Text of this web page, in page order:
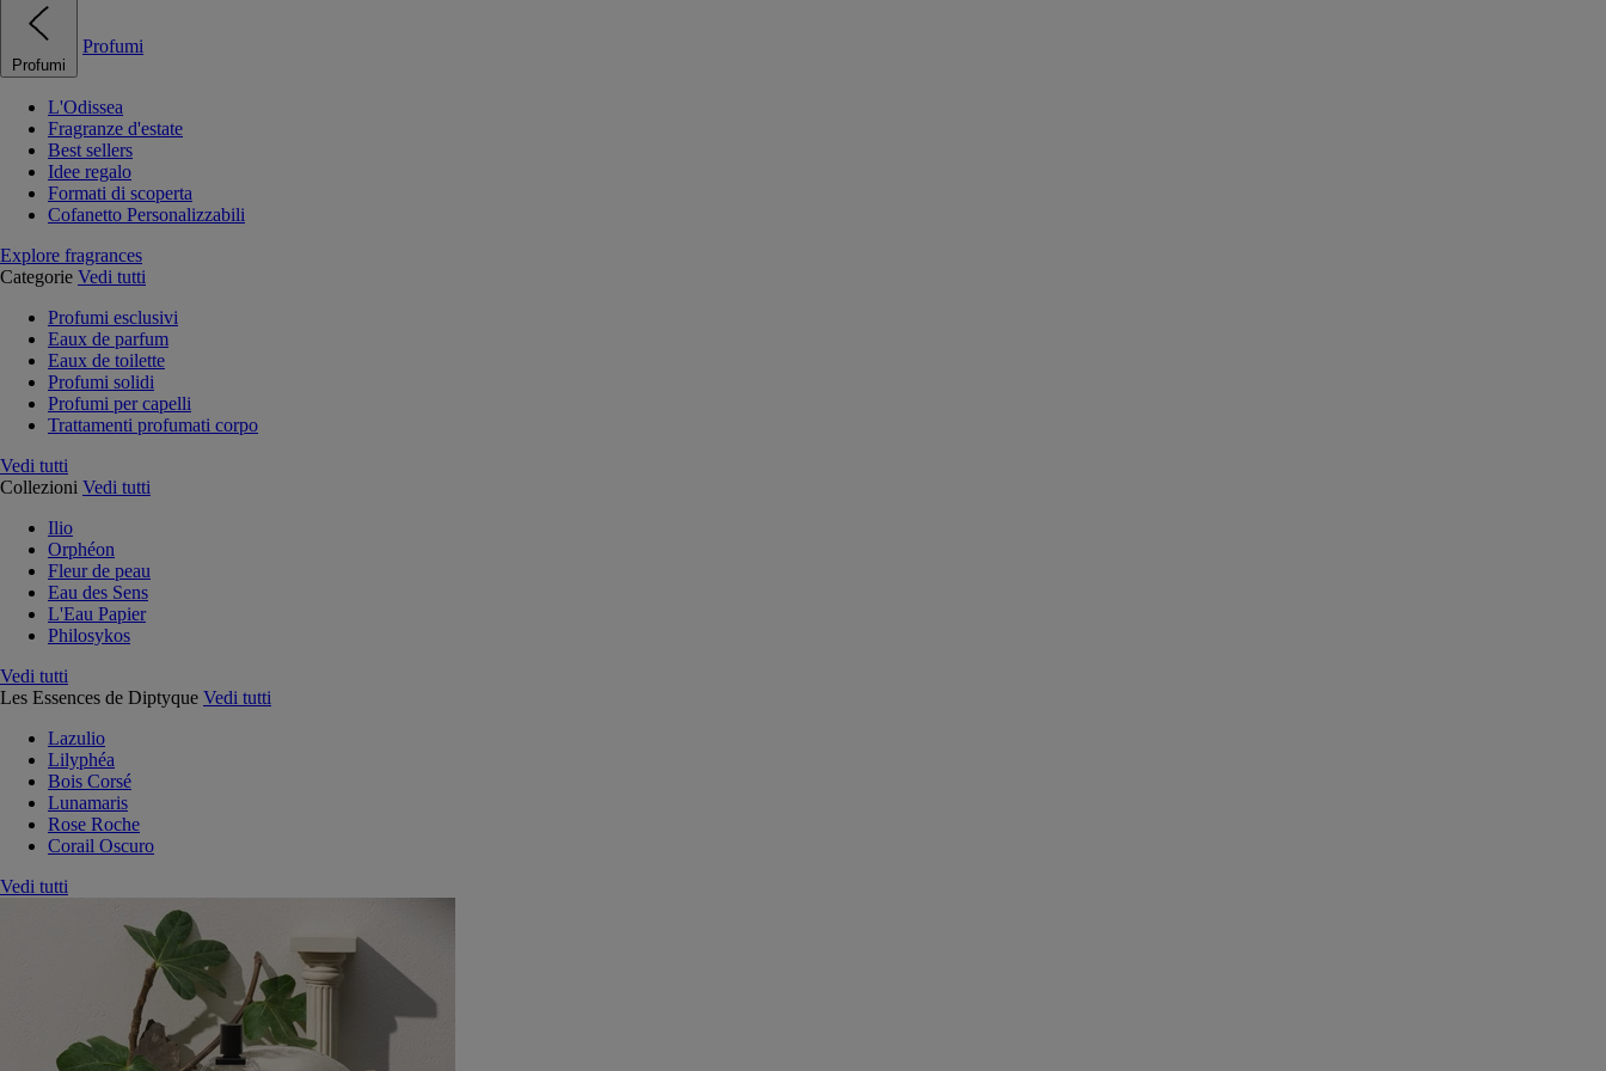
Profumi
Profumi
L'Odissea
Fragranze d'estate
Best sellers
Idee regalo
Formati di scoperta
Cofanetto Personalizzabili
Explore fragrances
Categorie Vedi tutti
Profumi esclusivi
Eaux de parfum
Eaux de toilette
Profumi solidi
Profumi per capelli
Trattamenti profumati corpo
Vedi tutti
Collezioni Vedi tutti
Ilio
Orphéon
Fleur de peau
Eau des Sens
L'Eau Papier
Philosykos
Vedi tutti
Les Essences de Diptyque Vedi tutti
Lazulio
Lilyphéa
Bois Corsé
Lunamaris
Rose Roche
Corail Oscuro
Vedi tutti